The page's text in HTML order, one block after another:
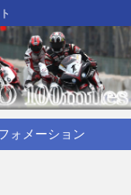
ォメーション